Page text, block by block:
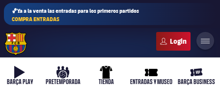
🏀Ya a la venta las entradas para los primeros partidos
COMPRA ENTRADAS
b-play
BARÇA PLAY
culers-ball
PRETEMPORADA
uniform
TIENDA
ticket-full
ENTRADAS Y MUSEO
ticket-
BARÇA BUSINESS